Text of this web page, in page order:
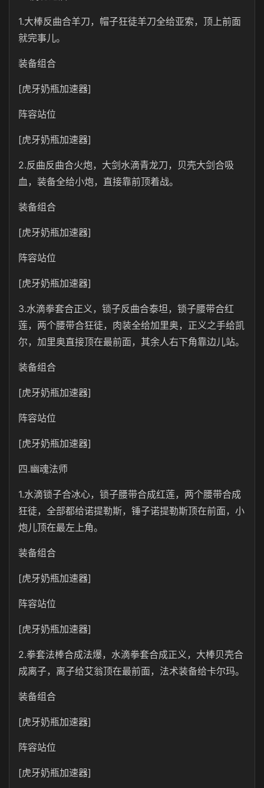
1.大棒反曲合羊刀，帽子狂徒羊刀全给亚索，顶上前面
就完事儿。
装备组合
[虎牙奶瓶加速器]
阵容站位
[虎牙奶瓶加速器]
2.反曲反曲合火炮，大剑水滴青龙刀，贝壳大剑合吸
血，装备全给小炮，直接靠前顶着战。
装备组合
[虎牙奶瓶加速器]
阵容站位
[虎牙奶瓶加速器]
3.水滴拳套合正义，锁子反曲合泰坦，锁子腰带合红
莲，两个腰带合狂徒，肉装全给加里奥，正义之手给凯
尔，加里奥直接顶在最前面，其余人右下角靠边儿站。
装备组合
[虎牙奶瓶加速器]
阵容站位
[虎牙奶瓶加速器]
四.幽魂法师
1.水滴锁子合冰心，锁子腰带合成红莲，两个腰带合成
狂徒，全部都给诺提勒斯，锤子诺提勒斯顶在前面，小
炮儿顶在最左上角。
装备组合
[虎牙奶瓶加速器]
阵容站位
[虎牙奶瓶加速器]
2.拳套法棒合成法爆，水滴拳套合成正义，大棒贝壳合
成离子，离子给艾翁顶在最前面，法术装备给卡尔玛。
装备组合
[虎牙奶瓶加速器]
阵容站位
[虎牙奶瓶加速器]